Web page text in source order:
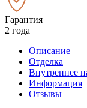
Гарантия
2 года
Описание
Отделка
Внутреннее
Информация
Отзывы